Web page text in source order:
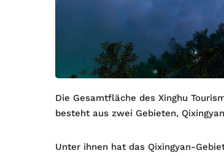
Die Gesamtfläche des Xinghu
besteht aus zwei Gebieten,
Unter ihnen hat das Qixingyan-